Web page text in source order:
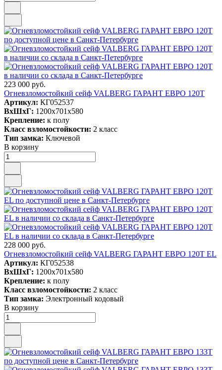
223 000 руб.
Огневзломостойкий сейф VALBERG ГАРАНТ ЕВРО 120Т
Артикул: КГ052537
ВxШxГ: 1200x701x580
Крепление: к полу
Класс взломостойкости: 2 класс
Тип замка: Ключевой
В корзину
228 000 руб.
Огневзломостойкий сейф VALBERG ГАРАНТ ЕВРО 120Т EL
Артикул: КГ052538
ВxШxГ: 1200x701x580
Крепление: к полу
Класс взломостойкости: 2 класс
Тип замка: Электронный кодовый
В корзину